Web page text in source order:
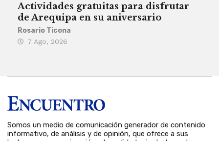
Actividades gratuitas para disfrutar
de Arequipa en su aniversario
Rosario Ticona
7 Ago, 2026
Somos un medio de comunicación generador de contenido
informativo, de análisis y de opinión, que ofrece a sus